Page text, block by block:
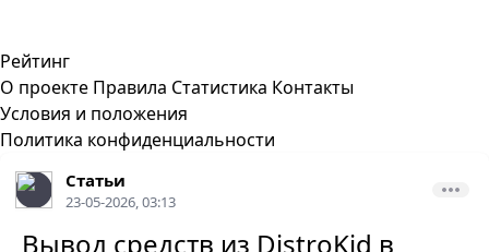
Рейтинг
О проекте Правила Статистика Контакты
Условия и положения
Политика конфиденциальности
Статьи
23-05-2026, 03:13
Вывод средств из DistroKid в